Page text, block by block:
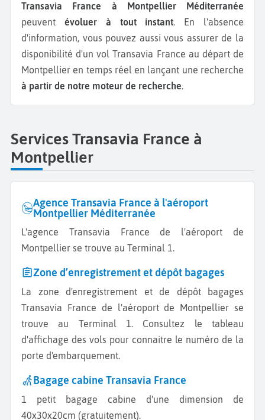
Transavia France à Montpellier Méditerranée
peuvent évoluer à tout instant. En l'absence
d'information, vous pouvez aussi vous assurer de la
disponibilité d'un vol Transavia France au départ de
Montpellier en temps réel en lançant une recherche
à partir de notre moteur de recherche.
Services Transavia France à
Montpellier
Agence Transavia France à l'aéroport
Montpellier Méditerranée
L'agence Transavia France de l'aéroport de
Montpellier se trouve au Terminal 1.
Zone d’enregistrement et dépôt bagages
La zone d'enregistrement et de dépôt bagages
Transavia France de l'aéroport de Montpellier se
trouve au Terminal 1. Consultez le tableau
d'affichage des vols pour connaitre le numéro de la
porte d'embarquement.
Bagage cabine Transavia France
1 petit bagage cabine d'une dimension de
40x30x20cm (gratuitement).